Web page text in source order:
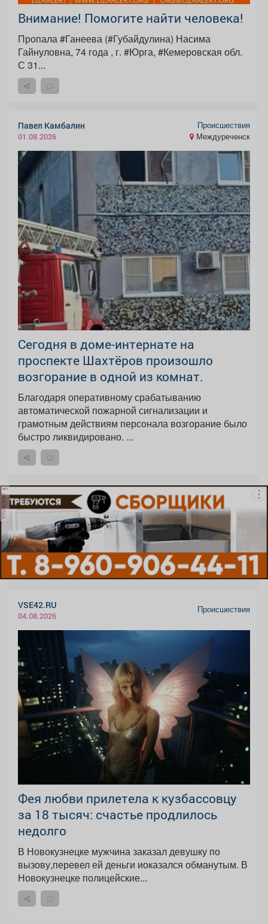
Внимание! Помогите найти человека!
Пропала #Ганеева (#Губайдулина) Насима
Гайнуловна, 74 года , г. #Юрга, #Кемеровская обл.
С 31...
Павел Камбалин
01.08.2026
Происшествия
Междуреченск
Сегодня в доме-интернате на
проспекте Шахтёров произошло
возгорание в одной из комнат.
Благодаря оперативному срабатыванию
автоматической пожарной сигнализации и
грамотным действиям персонала возгорание было
быстро ликвидировано. ...
реклама
VSE42.RU
04.08.2026
Происшествия
Фея любви прилетела к кузбассовцу
за 18 тысяч: счастье продлилось
недолго
В Новокузнецке мужчина заказал девушку по
вызову,перевел ей деньги иоказался обманутым. В
Новокузнецке полицейские...